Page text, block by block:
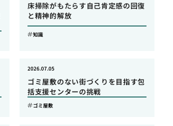
床掃除がもたらす自己肯定感の回復
と精神的解放
知識
ゴミ屋敷のない街づくりを目指す包
括支援センターの挑戦
2026.07.05
ゴミ屋敷